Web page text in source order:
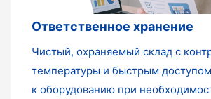
Ответственное хранение
Чистый, охраняемый склад с
температуры и быстрым доступом
к оборудованию при